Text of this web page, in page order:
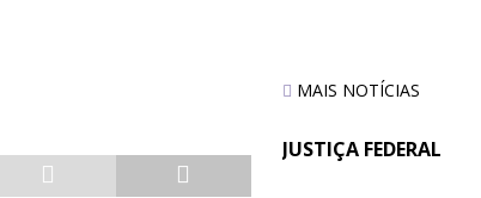
MAIS NOTÍCIAS
JUSTIÇA FEDERAL